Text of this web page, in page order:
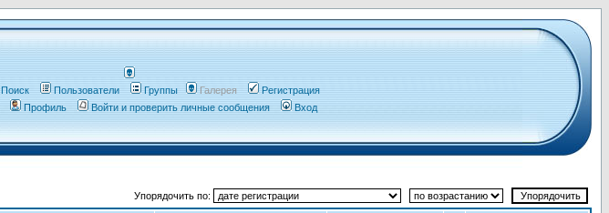
Поиск Пользователи Группы Галерея
Регистрация
Профиль Войти и проверить личные сообщения Вход
Упорядочить по: